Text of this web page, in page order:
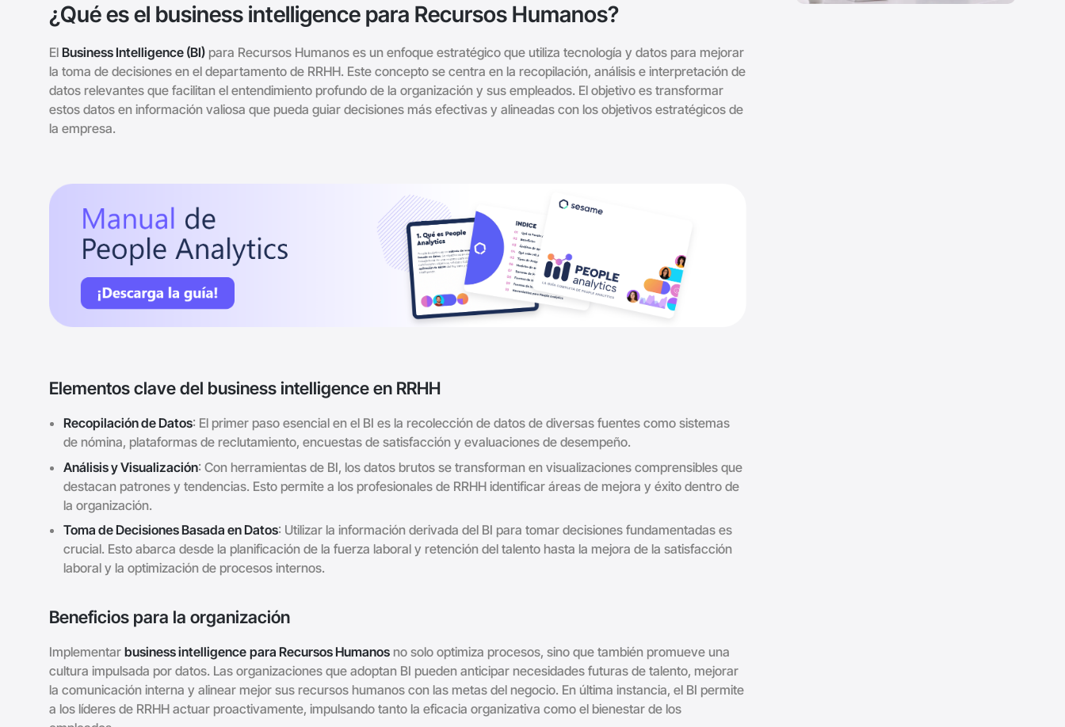
¿Qué es el business intelligence para Recursos Humanos?
El Business Intelligence (BI)para Recursos Humanos es un enfoque estratégico que utiliza tecnología y datos para mejorar
la toma de decisiones en el departamento de RRHH. Este concepto se centra en la recopilación, análisis e interpretación de
datos relevantes que facilitan el entendimiento profundo de la organización y sus empleados. El objetivo es transformar
estos datos en información valiosa que pueda guiar decisiones más efectivas y alineadas con los objetivos estratégicos de
la empresa.
Elementos clave del business intelligence en RRHH
Recopilación de Datos: El primer paso esencial en el BI es la recolección de datos de diversas fuentes como sistemas
de nómina, plataformas de reclutamiento, encuestas de satisfacción y evaluaciones de desempeño.
Análisis y Visualización: Con herramientas de BI, los datos brutos se transforman en visualizaciones comprensibles que
destacan patrones y tendencias. Esto permite a los profesionales de RRHH identificar áreas de mejora y éxito dentro de
la organización.
Toma de Decisiones Basada en Datos: Utilizar la información derivada del BI para tomar decisiones fundamentadas es
crucial. Esto abarca desde la planificación de la fuerza laboral y retención del talento hasta la mejora de la satisfacción
laboral y la optimización de procesos internos.
Beneficios para la organización
Implementar business intelligence para Recursos Humanosno solo optimiza procesos, sino que también promueve una
cultura impulsada por datos. Las organizaciones que adoptan BI pueden anticipar necesidades futuras de talento, mejorar
la comunicación interna y alinear mejor sus recursos humanos con las metas del negocio. En última instancia, el BI permite
a los líderes de RRHH actuar proactivamente, impulsando tanto la eficacia organizativa como el bienestar de los